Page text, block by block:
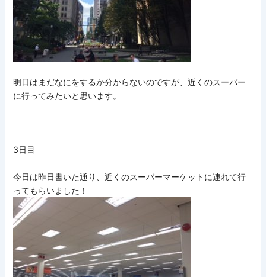
明日はまだなにをするか分からないのですが、近くのスーパー
に行ってみたいと思います。
3日目
今日は昨日書いた通り、近くのスーパーマーケットに連れて行
ってもらいました！